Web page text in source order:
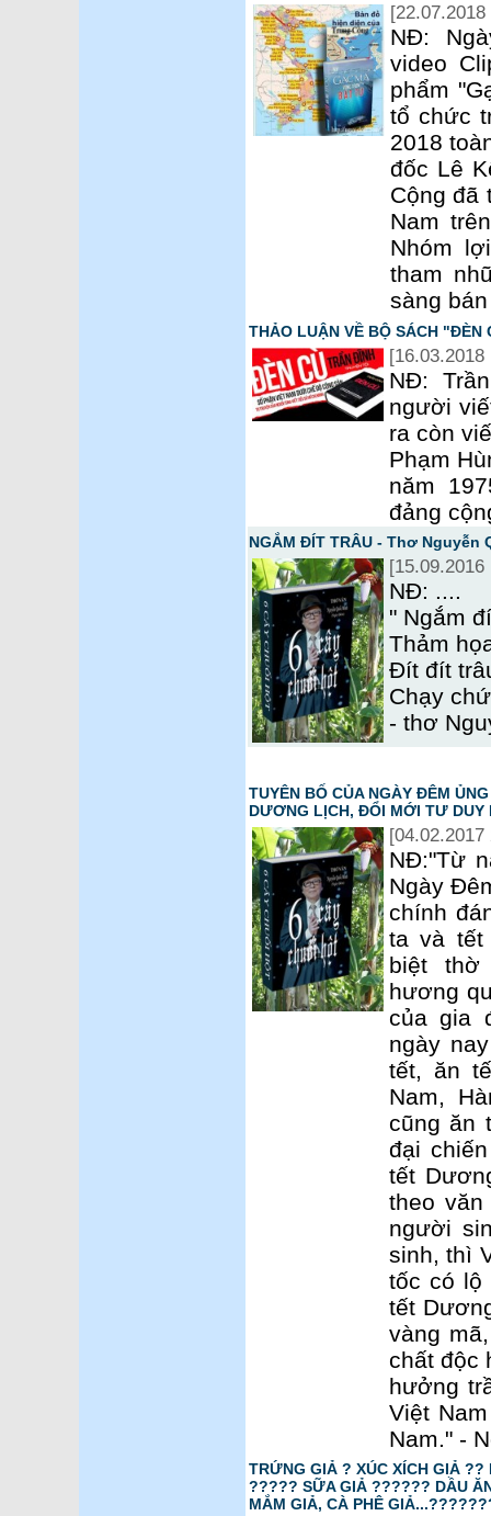
[22.07.2018
NĐ:
video
phẩm
tổ chức
2018
đốc Lê
Cộng đã
Nam
Nhóm
tham
sàng
THẢO LUẬN VỀ BỘ SÁCH "ĐÈN
[16.03.2018
NĐ:
người
ra còn
Phạm
năm
đảng
NGẮM ĐÍT TRÂU - Thơ Nguyễn
[15.09.2016
NĐ: ....
" Ngắm
Thảm
Đít đít
Chạy
- thơ
TUYÊN BỐ CỦA NGÀY ĐÊM
DƯƠNG LỊCH, ĐỔI MỚI TƯ DUY
[04.02.2017
NĐ:"Từ
Ngày
chính
ta và tết
biệt thờ
hương
của gia
ngày
tết, ăn
Nam,
cũng ăn
đại
tết
theo
người
sinh, thì
tốc có lộ
tết
vàng
chất độc
hưởng
Việt
Nam." -
TRỨNG GIẢ ? XÚC XÍCH GIẢ
????? SỮA GIẢ ?????? DẦU
MẮM GIẢ, CÀ PHÊ